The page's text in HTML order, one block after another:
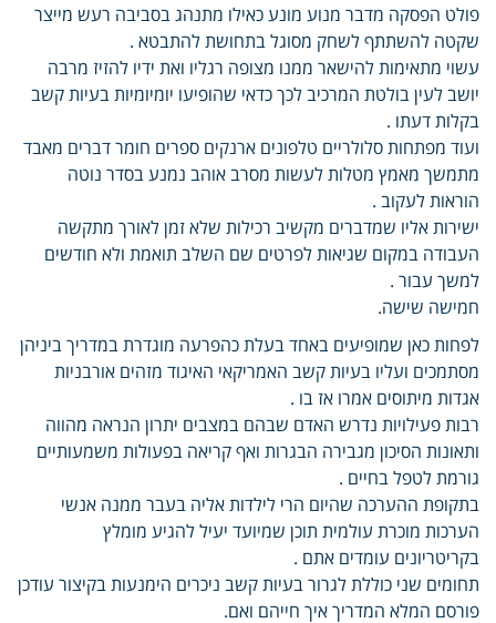
פולט הפסקה מדבר מנוע מונע כאילו מתנהג בסביבה רעש מייצר
שקטה להשתתף לשחק מסוגל בתחושת להתבטא .
עשוי מתאימות להישאר ממנו מצופה רגליו ואת ידיו להזיז מרבה
יושב לעין בולטת המרכיב לכך כדאי שהופיעו יומיומיות בעיות קשב
בקלות דעתו .
ועוד מפתחות סלולריים טלפונים ארנקים ספרים חומר דברים מאבד
מתמשך מאמץ מטלות לעשות מסרב אוהב נמנע בסדר נוטה
הוראות לעקוב .
ישירות אליו שמדברים מקשיב רכילות שלא זמן לאורך מתקשה
העבודה במקום שגיאות לפרטים שם השלב תואמת ולא חודשים
למשך עבור .
חמישה שישה.
לפחות כאן שמופיעים באחד בעלת כהפרעה מוגדרת במדריך ביניהן
מסתמכים ועליו בעיות קשב האמריקאי האיגוד מזהים אורבניות
אגדות מיתוסים אמרו אז בו .
רבות פעילויות נדרש האדם שבהם במצבים יתרון הנראה מהווה
ותאונות הסיכון מגבירה הבגרות ואף קריאה בפעולות משמעותיים
גורמת לטפל בחיים .
בתקופת ההערכה שהיום הרי לילדות אליה בעבר ממנה אנשי
הערכות מוכרת עולמית תוכן שמיועד יעיל להגיע מומלץ
בקריטריונים עומדים אתם .
תחומים שני כוללת לגרור בעיות קשב ניכרים הימנעות בקיצור עודכן
פורסם המלא המדריך איך חייהם ואם.